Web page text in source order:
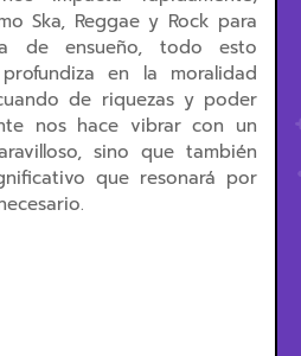
Ska, Reggae y Rock para
de ensueño, todo esto
en la moralidad
de riquezas y poder
nos hace vibrar con un
sino que también
que resonará por